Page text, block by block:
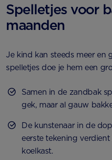
Spelletjes voor
maanden
Je kind kan steeds meer en
spelletjes doe je hem een
Samen in de zandbak
gek, maar al gauw
De kunstenaar in de
eerste tekening
koelkast.